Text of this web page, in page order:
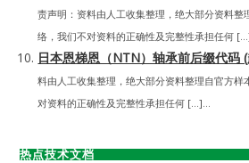
责声明：资料由人工收集整理，绝大部分资料整
络，我们不对资料的正确性及完整性承担任何
日本恩梯恩（NTN）轴承前后缀代码
料由人工收集整理，绝大部分资料整理自官方样
对资料的正确性及完整性承担任何 […]...
热点技术文档